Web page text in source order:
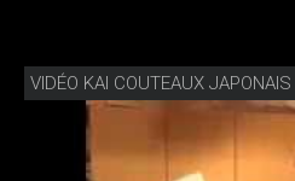
VIDÉO KAI COUTEAUX